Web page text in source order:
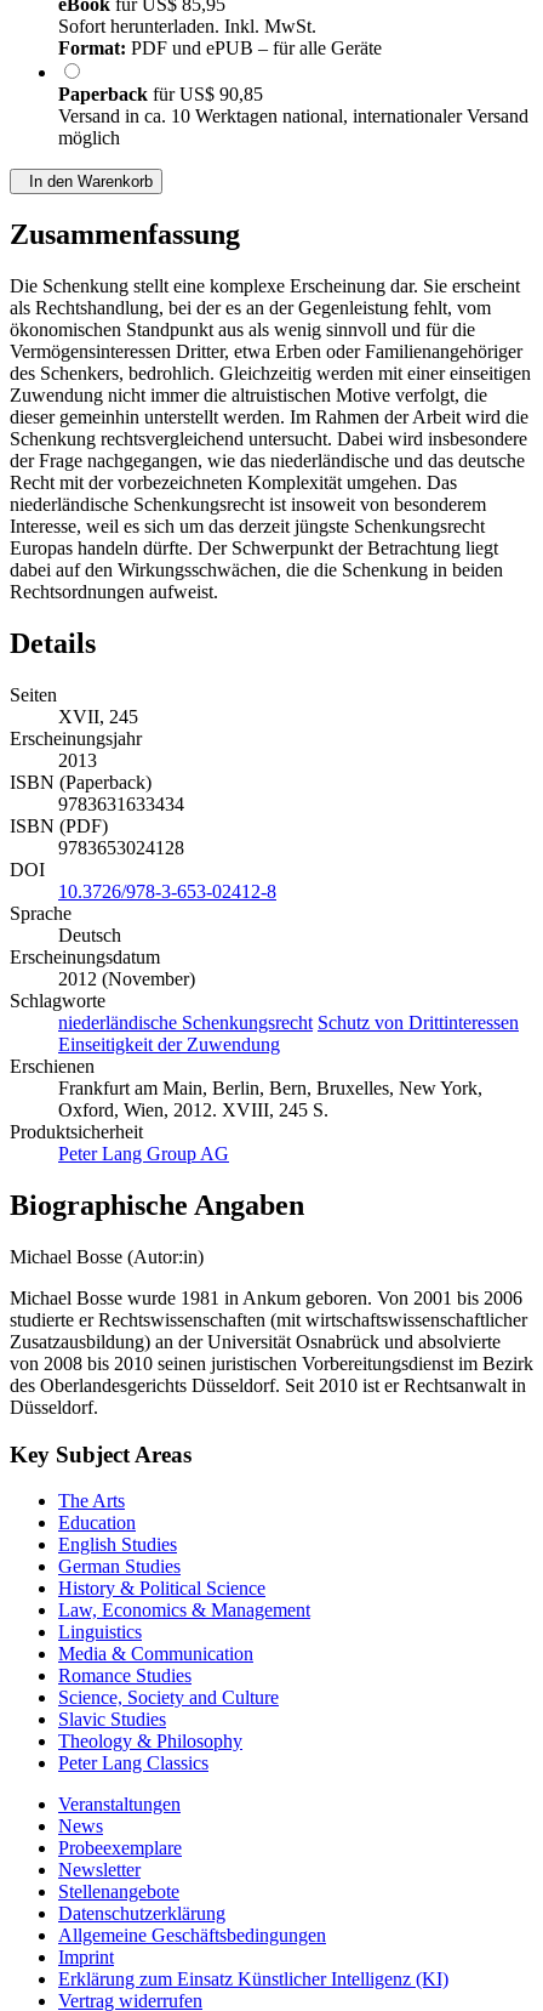
eBook fürUS$ 85,95
Sofort herunterladen. Inkl. MwSt.
Format: PDF und ePUB – für alle Geräte
Paperback fürUS$ 90,85
Versand in ca. 10 Werktagen national, internationaler Versand
möglich
In den Warenkorb
Zusammenfassung
Die Schenkung stellt eine komplexe Erscheinung dar. Sie erscheint
als Rechtshandlung, bei der es an der Gegenleistung fehlt, vom
ökonomischen Standpunkt aus als wenig sinnvoll und für die
Vermögensinteressen Dritter, etwa Erben oder Familienangehöriger
des Schenkers, bedrohlich. Gleichzeitig werden mit einer einseitigen
Zuwendung nicht immer die altruistischen Motive verfolgt, die
dieser gemeinhin unterstellt werden. Im Rahmen der Arbeit wird die
Schenkung rechtsvergleichend untersucht. Dabei wird insbesondere
der Frage nachgegangen, wie das niederländische und das deutsche
Recht mit der vorbezeichneten Komplexität umgehen. Das
niederländische Schenkungsrecht ist insoweit von besonderem
Interesse, weil es sich um das derzeit jüngste Schenkungsrecht
Europas handeln dürfte. Der Schwerpunkt der Betrachtung liegt
dabei auf den Wirkungsschwächen, die die Schenkung in beiden
Rechtsordnungen aufweist.
Details
Seiten
XVII, 245
Erscheinungsjahr
2013
ISBN (Paperback)
9783631633434
ISBN (PDF)
9783653024128
DOI
10.3726/978-3-653-02412-8
Sprache
Deutsch
Erscheinungsdatum
2012 (November)
Schlagworte
niederländische Schenkungsrecht Schutz von Drittinteressen
Einseitigkeit der Zuwendung
Erschienen
Frankfurt am Main, Berlin, Bern, Bruxelles, New York,
Oxford, Wien, 2012. XVIII, 245 S.
Produktsicherheit
Peter Lang Group AG
Biographische Angaben
Michael Bosse (Autor:in)
Michael Bosse wurde 1981 in Ankum geboren. Von 2001 bis 2006
studierte er Rechtswissenschaften (mit wirtschaftswissenschaftlicher
Zusatzausbildung) an der Universität Osnabrück und absolvierte
von 2008 bis 2010 seinen juristischen Vorbereitungsdienst im Bezirk
des Oberlandesgerichts Düsseldorf. Seit 2010 ist er Rechtsanwalt in
Düsseldorf.
Key Subject Areas
The Arts
Education
English Studies
German Studies
History & Political Science
Law, Economics & Management
Linguistics
Media & Communication
Romance Studies
Science, Society and Culture
Slavic Studies
Theology & Philosophy
Peter Lang Classics
Veranstaltungen
News
Probeexemplare
Newsletter
Stellenangebote
Datenschutzerklärung
Allgemeine Geschäftsbedingungen
Imprint
Erklärung zum Einsatz Künstlicher Intelligenz (KI)
Vertrag widerrufen